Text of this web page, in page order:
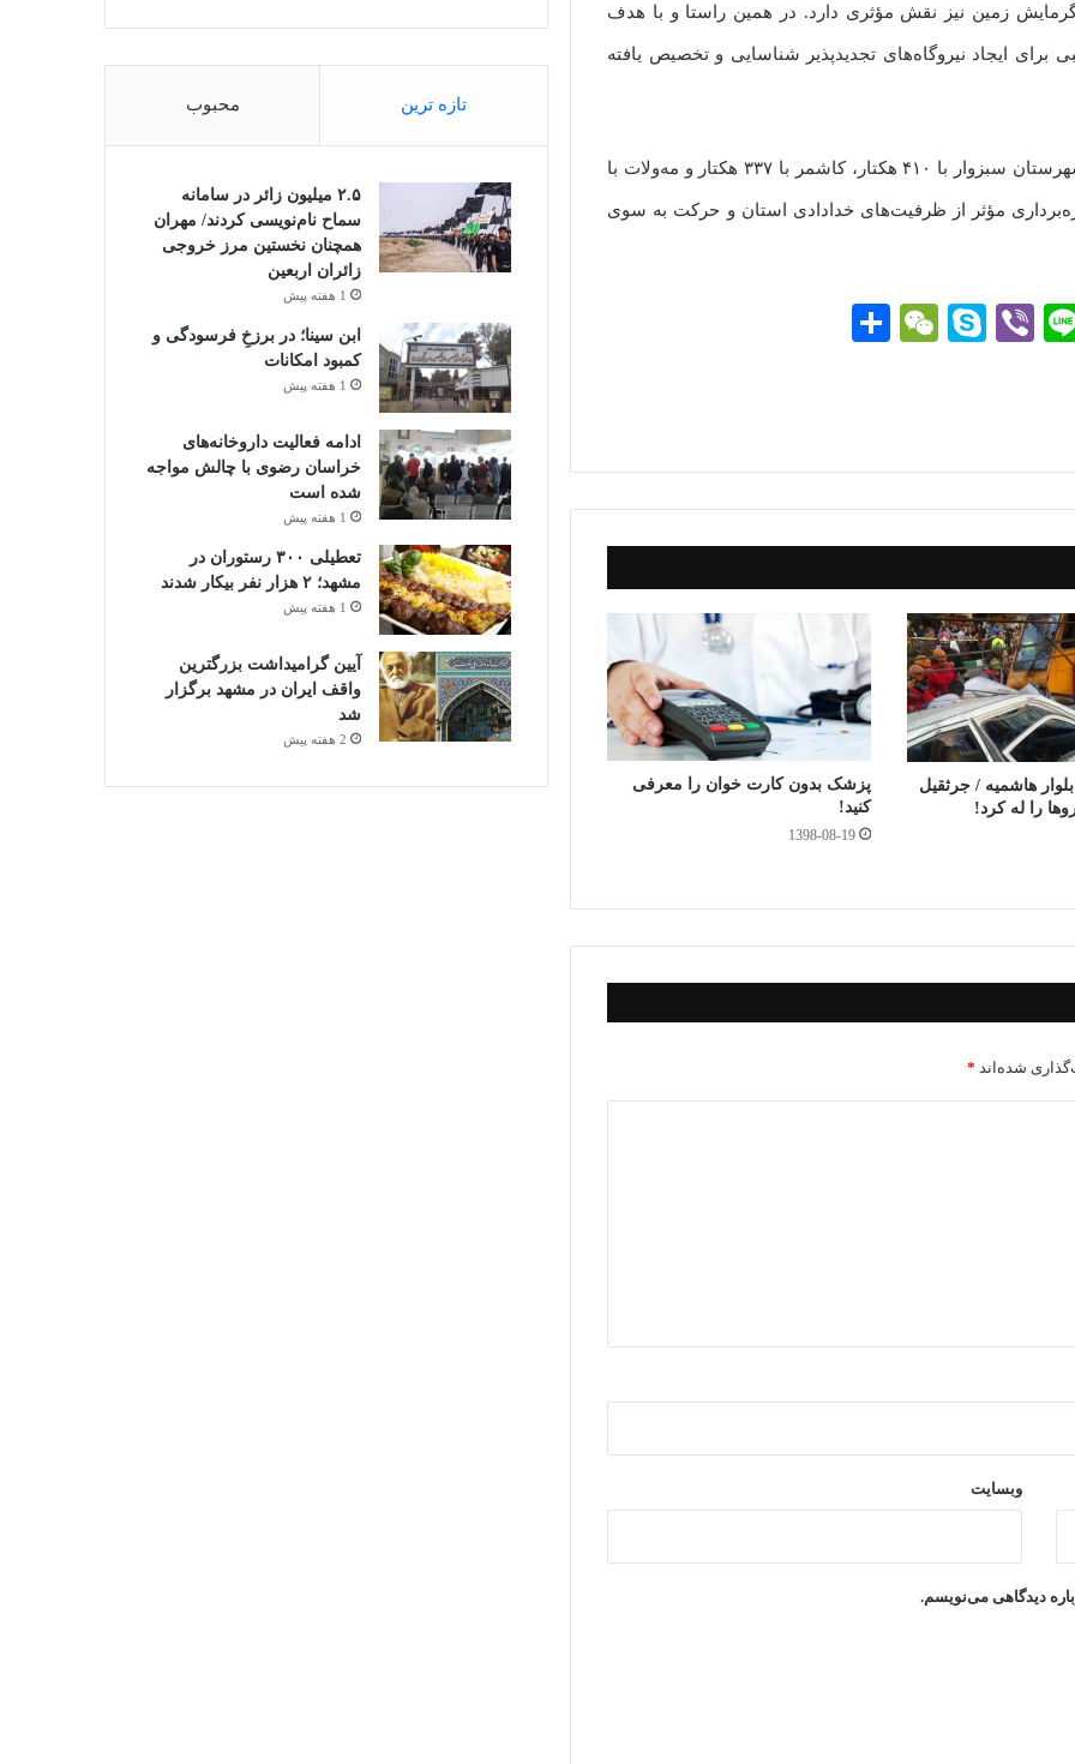
زمین نیز نقش مؤثری دارد. در همین راستا و با هدف
ایجاد نیروگاه‌های تجدیدپذیر شناسایی و تخصیص یافته
به گفته وی، بیشترین سطح تخصیص‌یافته مربوط به شهرستان سبزوار با ۴۱۰ هکتار، کاشمر با ۳۳۷ هکتار و مه‌ولات با
مؤثر از ظرفیت‌های خدادادی استان و حرکت به سوی
Li
Vi
S
W
t
ک
گذ
ار
ی
هاشمیه / جرثقیل
را له کرد!
پزشک بدون کارت خوان را معرفی
کنید!
1398-08-19
شده‌اند *
وبسایت
دیدگاهی می‌نویسم.
تازه ترین محبوب
۲.۵ میلیون زائر در سامانه
سماح نام‌نویسی کردند/ مهران
همچنان نخستین مرز خروجی
زائران اربعین
1 هفته پیش
ابن سینا؛ در برزخِ فرسودگی و
کمبود امکانات
1 هفته پیش
ادامه فعالیت داروخانه‌های
خراسان رضوی با چالش مواجه
شده است
1 هفته پیش
تعطیلی ۳۰۰ رستوران در
مشهد؛ ۲ هزار نفر بیکار شدند
1 هفته پیش
آیین گرامیداشت بزرگترین
واقف ایران در مشهد برگزار
شد
2 هفته پیش